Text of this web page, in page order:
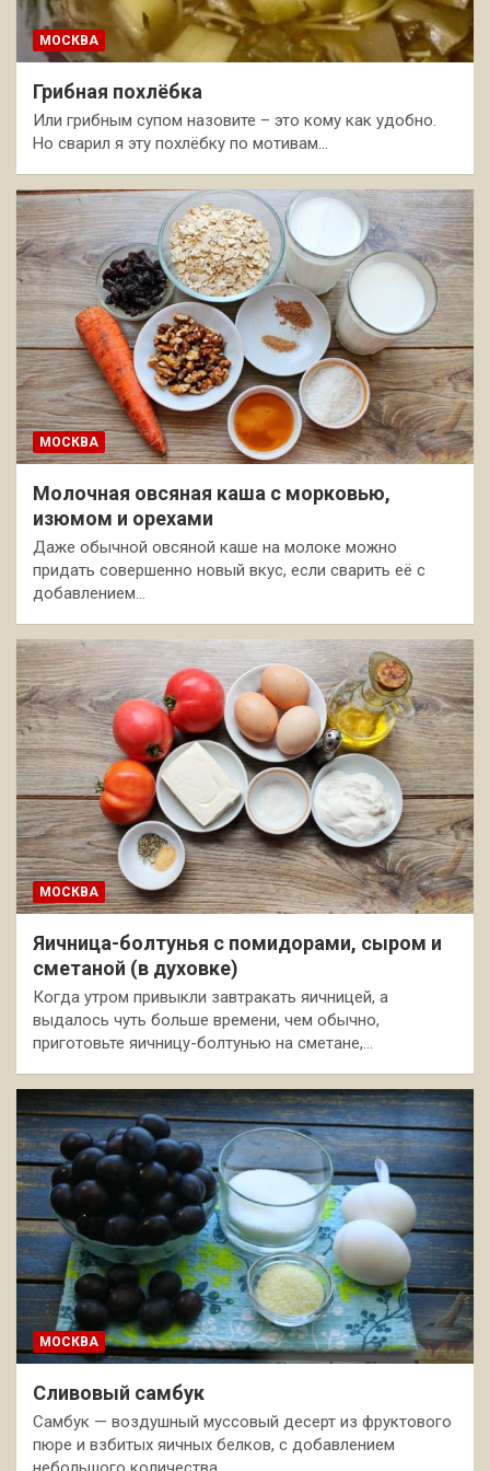
МОСКВА
Грибная похлёбка
Или грибным супом назовите – это кому как удобно.
Но сварил я эту похлёбку по мотивам…
МОСКВА
Молочная овсяная каша с морковью,
изюмом и орехами
Даже обычной овсяной каше на молоке можно
придать совершенно новый вкус, если сварить её с
добавлением…
МОСКВА
Яичница-болтунья с помидорами, сыром и
сметаной (в духовке)
Когда утром привыкли завтракать яичницей, а
выдалось чуть больше времени, чем обычно,
приготовьте яичницу-болтунью на сметане,…
МОСКВА
Сливовый самбук
Самбук — воздушный муссовый десерт из фруктового
пюре и взбитых яичных белков, с добавлением